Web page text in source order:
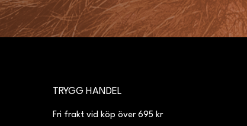
TRYGG HANDEL
Fri frakt vid köp över 695 kr